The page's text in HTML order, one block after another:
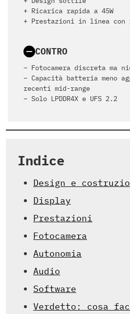
+ Ricarica rapida a 45W
+ Prestazioni in linea con
CONTRO
– Fotocamera discreta ma
– Capacità batteria meno
recenti mid-range
– Solo LPDDR4X e UFS 2.2
Indice
Design e
Display
Prestazioni
Fotocamera
Autonomia
Audio
Software
Verdetto: cosa